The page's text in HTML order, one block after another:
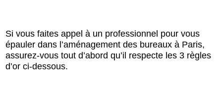
Si vous faites appel à un professionnel pour vous
épauler dans l’aménagement des bureaux à Paris,
assurez-vous tout d’abord qu’il respecte les 3 règles
d’or ci-dessous.